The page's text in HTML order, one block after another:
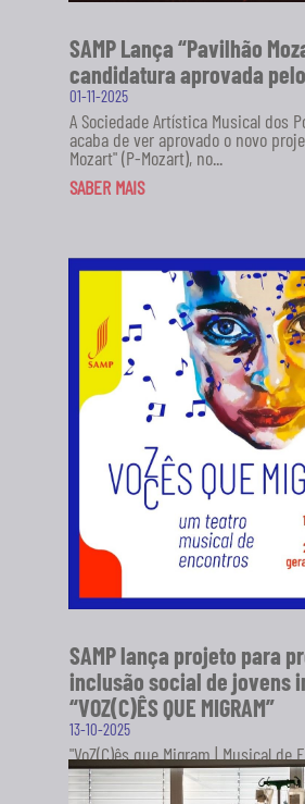
SAMP Lança “Pavilhão
candidatura aprovada
01-11-2025
A Sociedade Artística Musical dos
acaba de ver aprovado o novo
Mozart" (P-Mozart), no...
SABER MAIS
SAMP lança projeto para
inclusão social de jovens
“VOZ(C)ÊS QUE MIGRAM”
13-10-2025
"VoZ(C)ês que Migram | Musical de
novo projeto da Sociedade
Pousos (SAMP), em...